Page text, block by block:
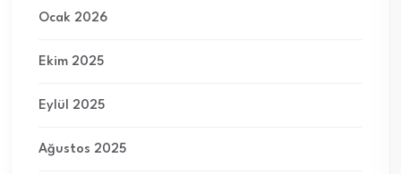
Ocak 2026
Ekim 2025
Eylül 2025
Ağustos 2025